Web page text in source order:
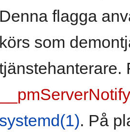
Denna flagga
körs som
systemd(1). På